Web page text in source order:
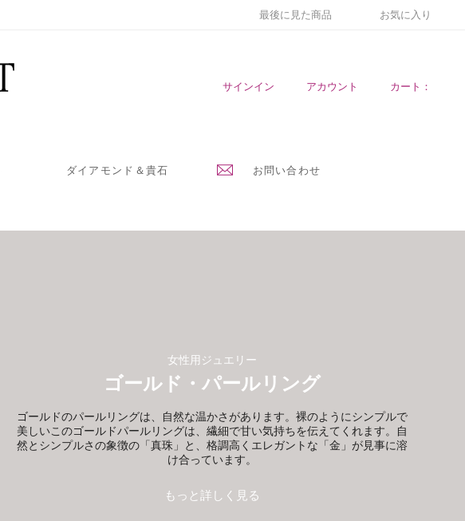
最後に見た商品 お気に入り
サインイン アカウント カート：
ダイアモンド＆貴石 お問い合わせ
女性用ジュエリー
ゴールド・パールリング
ゴールドのパールリングは、自然な温かさがあります。裸のようにシンプルで
美しいこのゴールドパールリングは、繊細で甘い気持ちを伝えてくれます。自
然とシンプルさの象徴の「真珠」と、格調高くエレガントな「金」が見事に溶
け合っています。
もっと詳しく見る